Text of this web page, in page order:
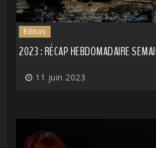
Editos
2023 : RÉCAP HEBDOMADAIRE
11 juin 2023